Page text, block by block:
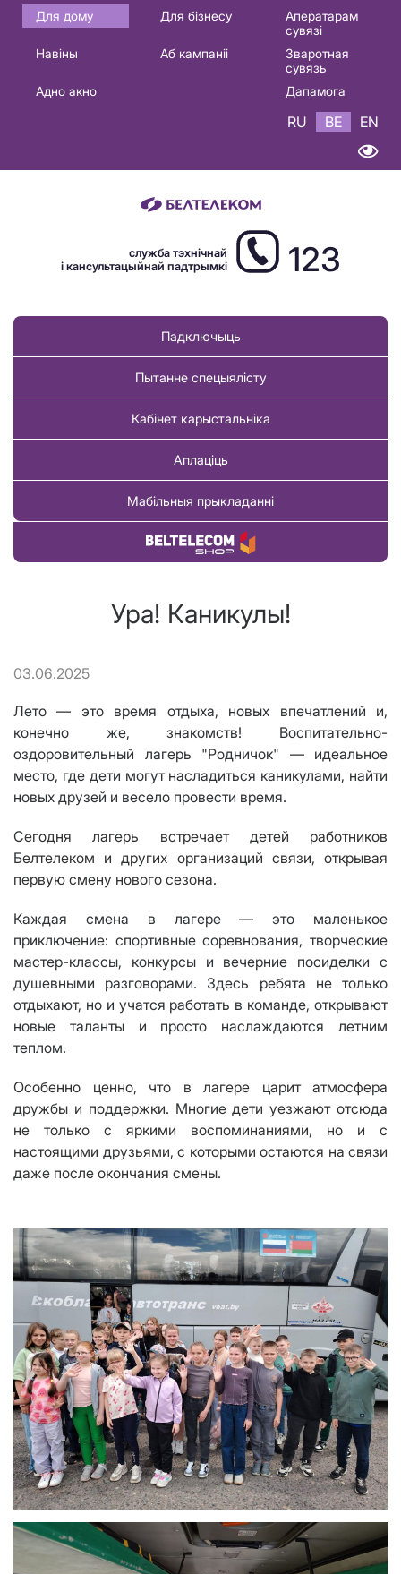
Основная
навигация
Для дому Для бізнесу
Аператарам
сувязі
Навіны
Аб кампаніі
Зваротная
сувязь
Адно акно
Дапамога
RU BE EN
служба тэхнічнай
і кансультацыйнай падтрымкі
123
Падключыць
Пытанне спецыялісту
Кабінет карыстальніка
Аплаціць
Мабільныя прыкладанні
Купіць тавар
Ура! Каникулы!
03.06.2025
Лето — это время отдыха, новых впечатлений и,
конечно же, знакомств! Воспитательно-
оздоровительный лагерь "Родничок" — идеальное
место, где дети могут насладиться каникулами, найти
новых друзей и весело провести время.
Сегодня лагерь встречает детей работников
Белтелеком и других организаций связи, открывая
первую смену нового сезона.
Каждая смена в лагере — это маленькое
приключение: спортивные соревнования, творческие
мастер-классы, конкурсы и вечерние посиделки с
душевными разговорами. Здесь ребята не только
отдыхают, но и учатся работать в команде, открывают
новые таланты и просто наслаждаются летним
теплом.
Особенно ценно, что в лагере царит атмосфера
дружбы и поддержки. Многие дети уезжают отсюда
не только с яркими воспоминаниями, но и с
настоящими друзьями, с которыми остаются на связи
даже после окончания смены.